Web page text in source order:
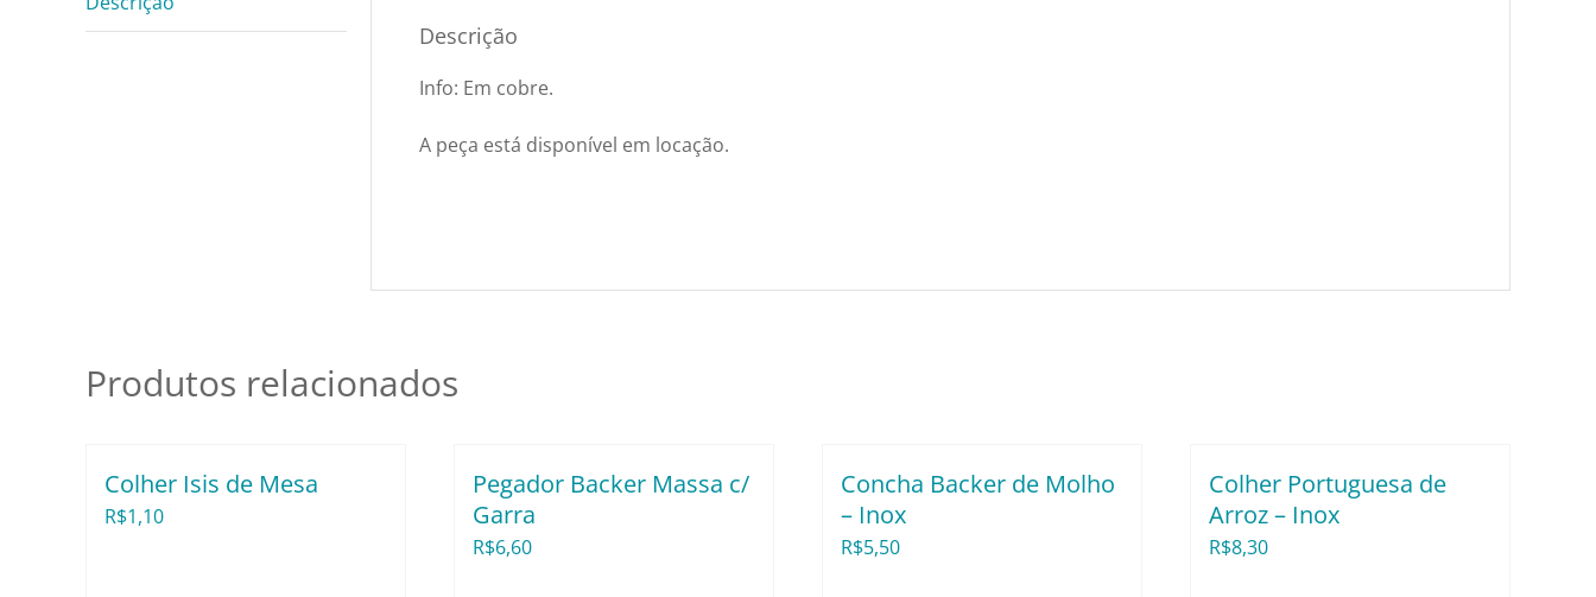
Descrição
Info: Em cobre.
A peça está disponível em locação.
Produtos relacionados
Colher Isis de Mesa
R$1,10
Pegador Backer Massa c/
Garra
R$6,60
Concha Backer de Molho
– Inox
R$5,50
Colher Portuguesa de
Arroz – Inox
R$8,30